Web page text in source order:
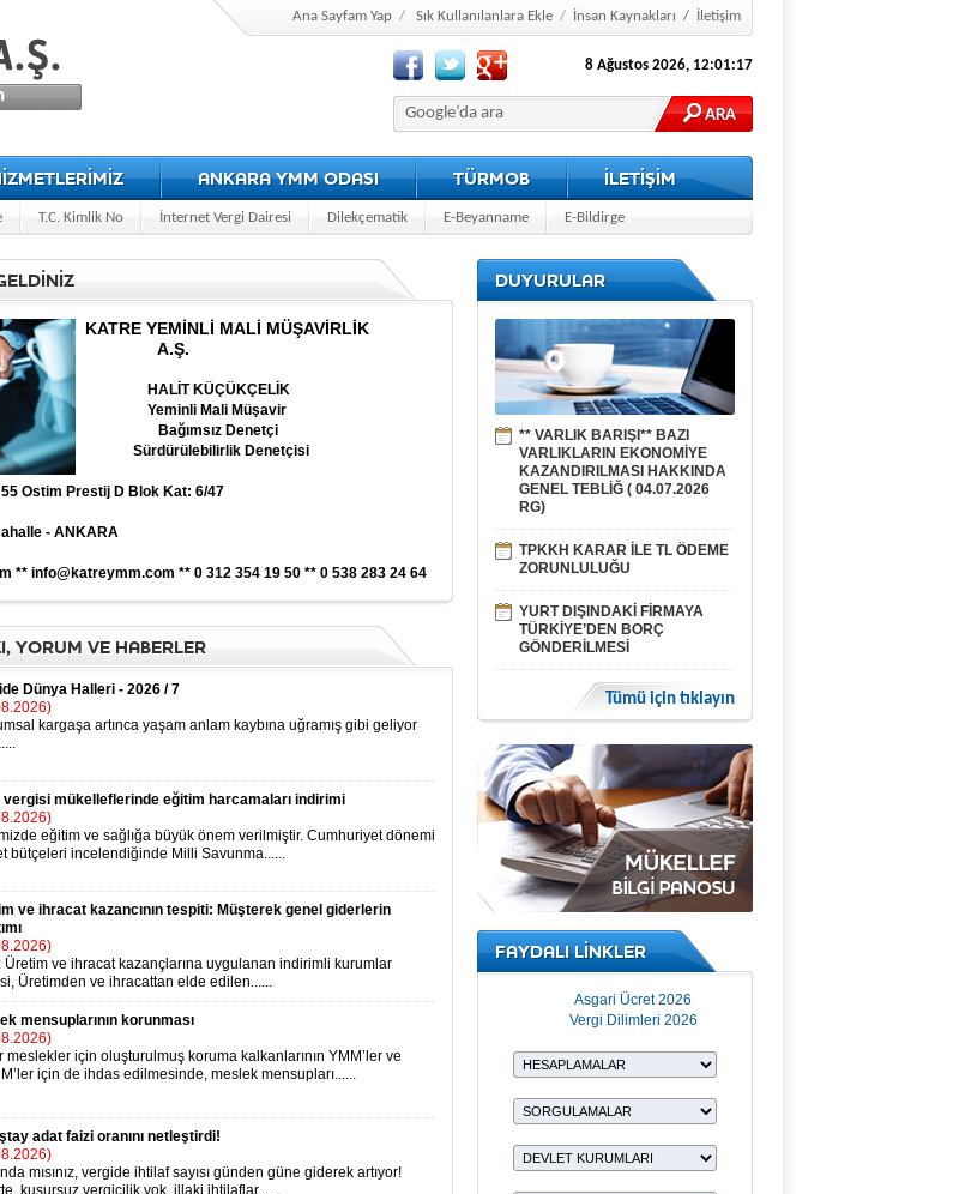
Ana Sayfam Yap / Sık Kullanılanlara Ekle / İnsan Kaynakları / İletişim
8 Ağustos 2026, 12:01:18
ANKARA YMM ODASI TÜRMOB İLETİŞİM
T.C. Kimlik No İnternet Vergi Dairesi Dilekçematik E-Beyanname E-Bildirge
KATRE YEMİNLİ MALİ MÜŞAVİRLİK
A.Ş.
HALİT KÜÇÜKÇELİK
Yeminli Mali Müşavir
Bağımsız Denetçi
Sürdürülebilirlik Denetçisi
Ostim Prestij D Blok Kat: 6/47
- ANKARA
** info@katreymm.com ** 0 312 354 19 50 ** 0 538 283 24 64
YORUM VE HABERLER
Dünya Halleri - 2026 / 7
kargaşa artınca yaşam anlam kaybına uğramış gibi geliyor
vergisi mükelleflerinde eğitim harcamaları indirimi
eğitim ve sağlığa büyük önem verilmiştir. Cumhuriyet dönemi
bütçeleri incelendiğinde Milli Savunma......
ve ihracat kazancının tespiti: Müşterek genel giderlerin
Üretim ve ihracat kazançlarına uygulanan indirimli kurumlar
Üretimden ve ihracattan elde edilen......
mensuplarının korunması
meslekler için oluşturulmuş koruma kalkanlarının YMM’ler ve
için de ihdas edilmesinde, meslek mensupları......
adat faizi oranını netleştirdi!
mısınız, vergide ihtilaf sayısı günden güne giderek artıyor!
kusursuz vergicilik yok, illaki ihtilaflar......
DUYURULAR
** VARLIK BARIŞI** BAZI
VARLIKLARIN EKONOMİYE
KAZANDIRILMASI HAKKINDA
GENEL TEBLİĞ ( 04.07.2026
RG)
TPKKH KARAR İLE TL ÖDEME
ZORUNLULUĞU
YURT DIŞINDAKİ FİRMAYA
TÜRKİYE’DEN BORÇ
GÖNDERİLMESİ
Tümü için tıklayın
FAYDALI LİNKLER
Asgari Ücret 2026
Vergi Dilimleri 2026